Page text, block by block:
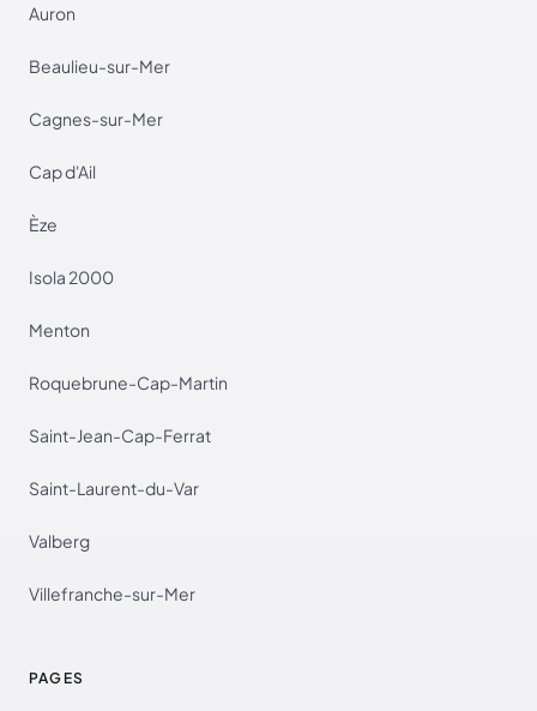
Auron
Beaulieu-sur-Mer
Cagnes-sur-Mer
Cap d'Ail
Èze
Isola 2000
Menton
Roquebrune-Cap-Martin
Saint-Jean-Cap-Ferrat
Saint-Laurent-du-Var
Valberg
Villefranche-sur-Mer
PAGES